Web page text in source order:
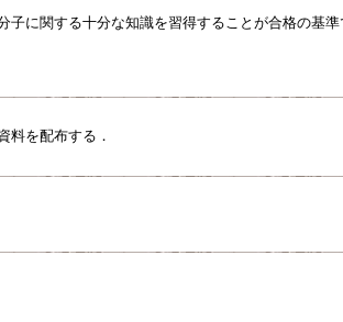
子に関する十分な知識を習得することが合格の基
料を配布する．